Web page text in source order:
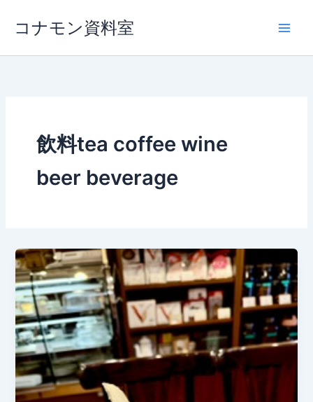
ス
コナモン資料室
飲料tea coffee wine
beer beverage